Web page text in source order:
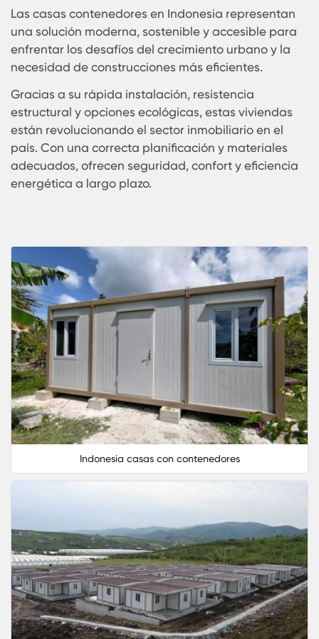
Expansión del Mercado y
Oportunidades de Inversión
El mercado inmobiliario en Indonesia ha
experimentado un auge en el desarrollo de
viviendas modulares, hoteles boutique y
comerciales alternativos, impulsando la
de casas contenedores en distintas
Las principales aplicaciones incluyen:
Restaurantes y cafeterías modulares,
soluciones comerciales innovadoras.
Oficinas y espacios de coworking, en zonas
urbanas y empresariales.
Soluciones de vivienda asequible,
más personas acceder a una casa propia.
Con un mercado en constante crecimiento, las
casas contenedores se han convertido en una
opción rentable tanto para propietarios como
inversionistas.
Las casas contenedores en Indonesia
una solución moderna, sostenible y accesible
enfrentar los desafíos del crecimiento urbano y
necesidad de construcciones más eficientes.
Indonesia casas con contenedores